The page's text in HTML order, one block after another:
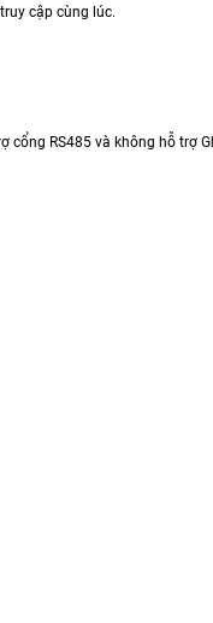
cập cùng lúc.
RS485 và không hỗ trợ